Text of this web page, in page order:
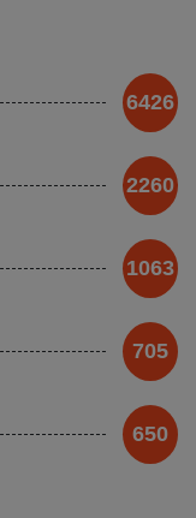
6426
2260
1063
705
650